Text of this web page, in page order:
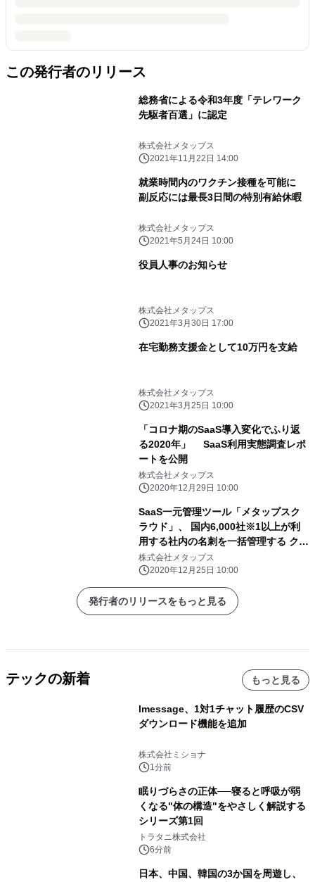
この発行者のリリース
総務省による令和3年度「テレワーク
先駆者百選」に認定
株式会社メタップス
2021年11月22日 14:00
就業時間内のワクチン接種を可能に
副反応には最長3日間の特別有給休暇
株式会社メタップス
2021年5月24日 10:00
役員人事のお知らせ
株式会社メタップス
2021年3月30日 17:00
在宅勤務支援金として10万円を支給
株式会社メタップス
2021年3月25日 10:00
「コロナ期のSaaS導入変化でふり返
る2020年」 SaaS利用実態調査レポ
ートを公開
株式会社メタップス
2020年12月29日 10:00
SaaS一元管理ツール「メタップスク
ラウド」、 国内6,000社※1以上が利
用する社内の名刺を一括管理する クラ
ウド名刺管理サービス「Sansan」と
の連携開始
株式会社メタップス
2020年12月25日 10:00
発行者のリリースをもっと見る
テックの新着 もっと見る
lmessage、1対1チャット履歴のCSV
ダウンロード機能を追加
株式会社ミショナ
1分前
眠りづらさの正体──寝ると呼吸が弱
くなる"体の構造"をやさしく解説する
シリーズ第1回
トラタニ株式会社
6分前
日本、中国、韓国の3か国を周遊し、